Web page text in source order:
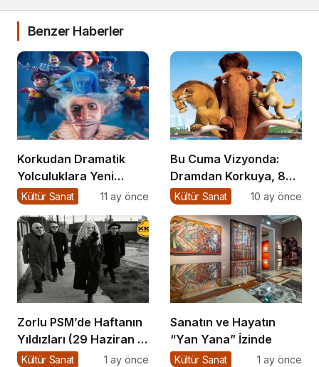
Benzer Haberler
Korkudan Dramatik
Yolculuklara Yeni
Filmler
Kültür Sanat 11 ay önce
Bu Cuma Vizyonda:
Dramdan Korkuya, 8
Yeni Film
Buluşuyor!
Kültür Sanat 10 ay önce
Zorlu PSM’de Haftanın
Yıldızları (29 Haziran –
5 Temmuz)
Kültür Sanat 1 ay önce
Sanatın ve Hayatın
“Yan Yana” İzinde
Kültür Sanat 1 ay önce